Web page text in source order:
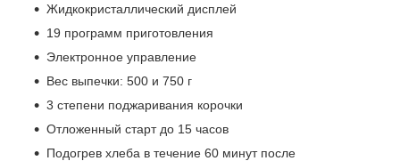
Жидкокристаллический дисплей
19 программ приготовления
Электронное управление
Вес выпечки: 500 и 750 г
3 степени поджаривания корочки
Отложенный старт до 15 часов
Подогрев хлеба в течение 60 минут после